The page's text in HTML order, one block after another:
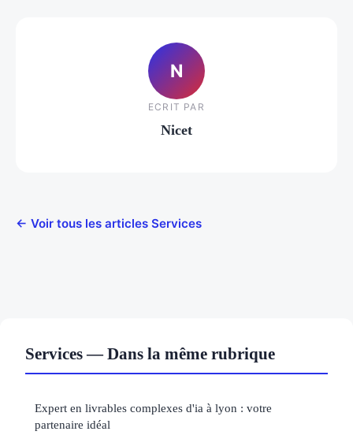
N
ECRIT PAR
Nicet
← Voir tous les articles Services
Services — Dans la même rubrique
Expert en livrables complexes d'ia à lyon : votre
partenaire idéal